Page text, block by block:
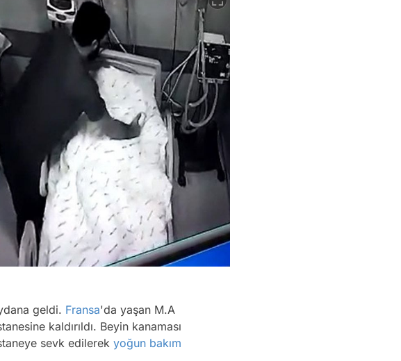
geldi. Fransa'da yaşan M.A
kaldırıldı. Beyin kanaması
sevk edilerek yoğun bakım